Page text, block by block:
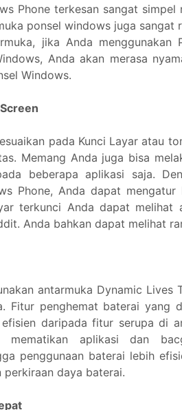
Phone terkesan sangat simpel
ponsel windows juga sangat
jika Anda menggunakan
Anda akan merasa
Windows.
pada Kunci Layar atau
Memang Anda juga bisa
beberapa aplikasi saja.
Phone, Anda dapat mengatur
terkunci Anda dapat
Anda bahkan dapat melihat
antarmuka Dynamic Lives
Fitur penghemat baterai yang
daripada fitur serupa di
mematikan aplikasi dan
penggunaan baterai lebih
perkiraan daya baterai.